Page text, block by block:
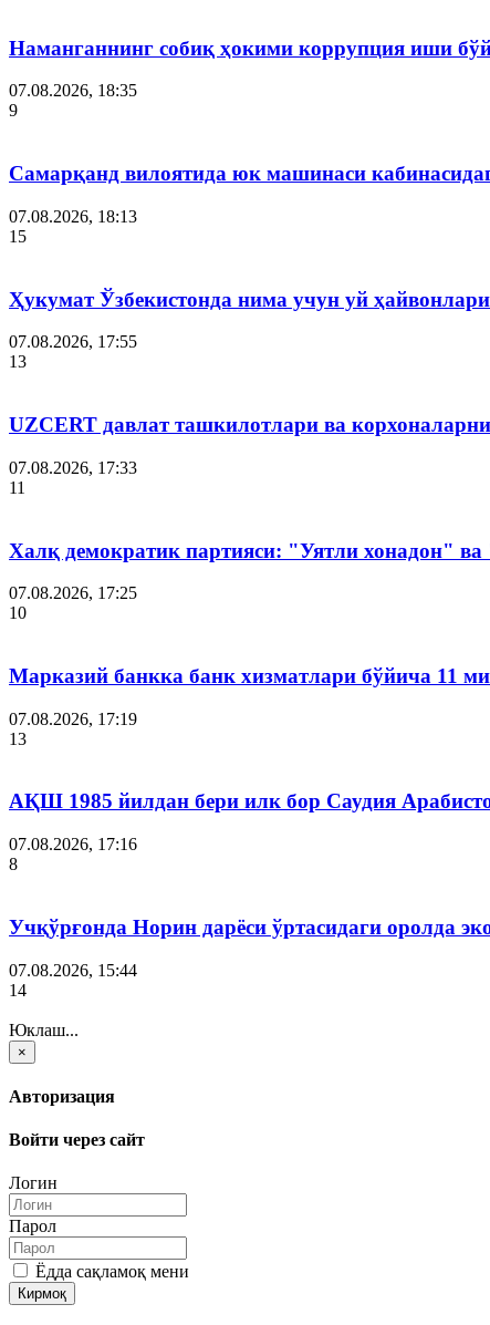
Наманганнинг собиқ ҳокими коррупция иши
07.08.2026, 18:35
9
Самарқанд вилоятида юк машинаси
07.08.2026, 18:13
15
Ҳукумат Ўзбекистонда нима учун уй
07.08.2026, 17:55
13
UZCERT давлат ташкилотлари ва
07.08.2026, 17:33
11
Халқ демократик партияси: "Уятли хонадон"
07.08.2026, 17:25
10
Марказий банкка банк хизматлари бўйича 11
07.08.2026, 17:19
13
АҚШ 1985 йилдан бери илк бор Саудия
07.08.2026, 17:16
8
Учқўрғонда Норин дарёси ўртасидаги оролда
07.08.2026, 15:44
14
Юклаш...
×
Авторизация
Войти через сайт
Логин
Парол
Ёдда сақламоқ мени